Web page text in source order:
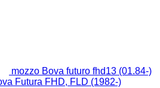
mozzo Bova futuro fhd13 (01.84-)
Futura FHD, FLD (1982-)